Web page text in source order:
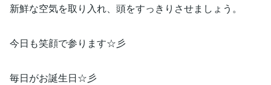
新鮮な空気を取り入れ、頭をすっきりさせましょう。
今日も笑顔で参ります☆彡
毎日がお誕生日☆彡